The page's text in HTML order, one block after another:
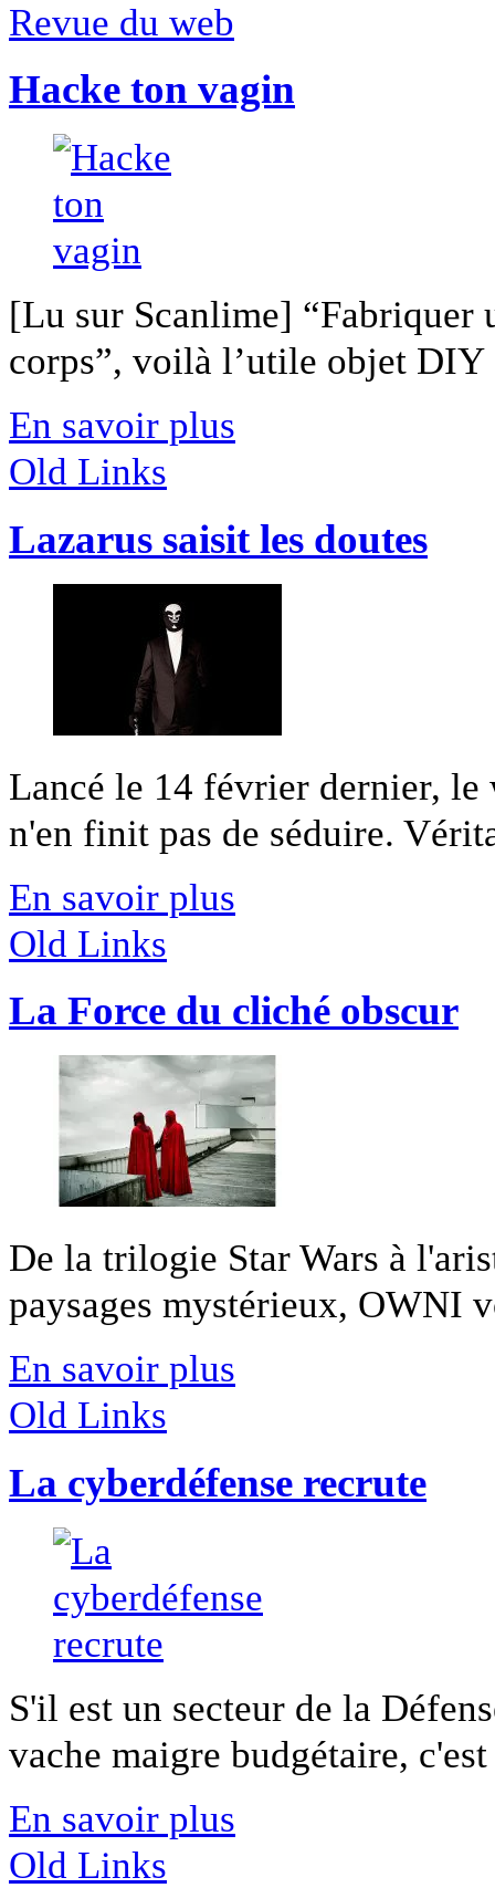
Revue du web
Hacke ton vagin
[Lu sur Scanlime] “Fabriquer
corps”, voilà l’utile objet
En savoir plus
Old Links
Lazarus saisit les doutes
Lancé le 14 février dernier,
n'en finit pas de séduire.
En savoir plus
Old Links
La Force du cliché obscur
De la trilogie Star Wars à
paysages mystérieux, OWNI
En savoir plus
Old Links
La cyberdéfense recrute
S'il est un secteur de la
vache maigre budgétaire,
En savoir plus
Old Links